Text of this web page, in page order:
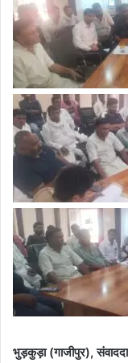
भुड़कुड़ा (गाजीपुर),